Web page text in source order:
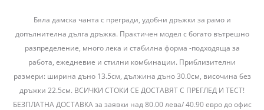
Бяла дамска чанта с прегради, удобни дръжки за рамо и
допълнителна дълга дръжка. Практичен модел с богато вътрешно
разпределение, много лека и стабилна форма -подходяща за
работа, ежедневие и стилни комбинации. Приблизителни
размери: ширина дъно 13.5см, дължина дъно 30.0см, височина без
дръжки 22.5см. ВСИЧКИ СТОКИ СЕ ДОСТАВЯТ С ПРЕГЛЕД И ТЕСТ!
БЕЗПЛАТНА ДОСТАВКА за заявки над 80.00 лева/ 40.90 евро до офис